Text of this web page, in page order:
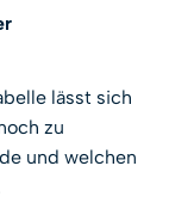
lässt sich
zu
und welchen